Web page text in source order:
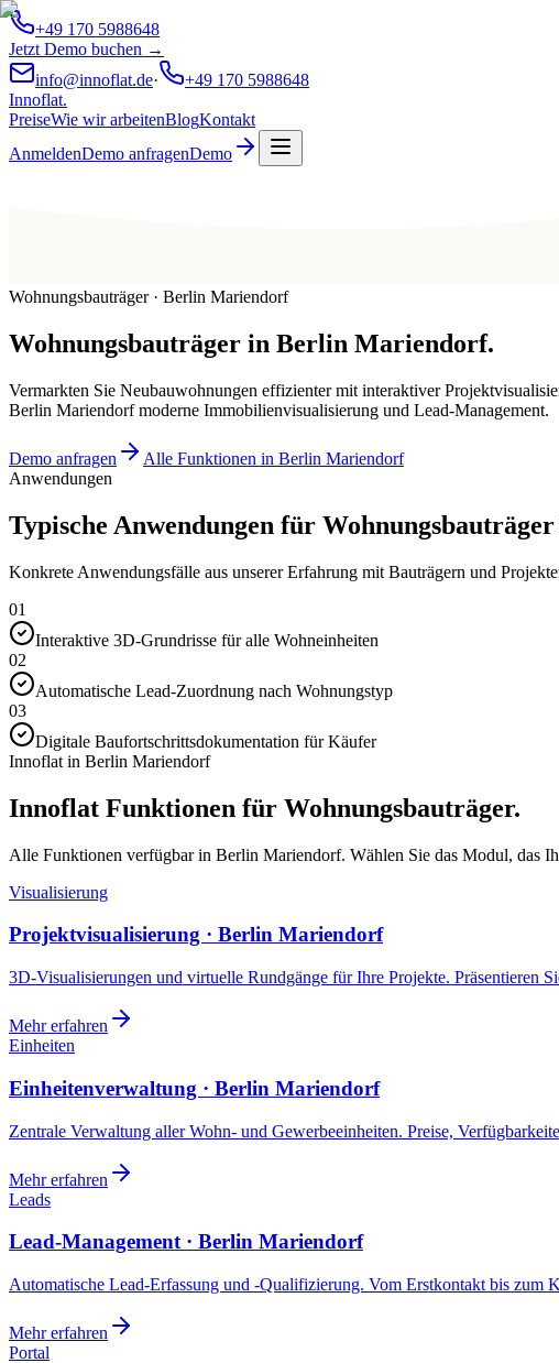
+49 170 5988648
Jetzt Demo buchen →
info@innoflat.de·
+49 170 5988648
Innoflat.
PreiseWie wir arbeitenBlogKontakt
AnmeldenDemo anfragenDemo
Wohnungsbauträger · Berlin Mariendorf
Wohnungsbauträger in Berlin Mariendorf.
Vermarkten Sie Neubauwohnungen effizienter mit interaktiver
Berlin Mariendorf moderne Immobilienvisualisierung und Lead-Management.
Demo anfragen
Alle Funktionen in Berlin Mariendorf
Anwendungen
Typische Anwendungen für
Konkrete Anwendungsfälle aus unserer Erfahrung mit Bauträgern und
01
Interaktive 3D-Grundrisse für alle Wohneinheiten
02
Automatische Lead-Zuordnung nach Wohnungstyp
03
Digitale Baufortschrittsdokumentation für Käufer
Innoflat in Berlin Mariendorf
Innoflat Funktionen für Wohnungsbauträger.
Alle Funktionen verfügbar in Berlin Mariendorf. Wählen Sie das Modul, das
Visualisierung
Projektvisualisierung · Berlin Mariendorf
3D-Visualisierungen und virtuelle Rundgänge für Ihre Projekte. Präsentieren
Mehr erfahren
Einheiten
Einheitenverwaltung · Berlin Mariendorf
Zentrale Verwaltung aller Wohn- und Gewerbeeinheiten. Preise,
Mehr erfahren
Leads
Lead-Management · Berlin Mariendorf
Automatische Lead-Erfassung und -Qualifizierung. Vom Erstkontakt bis zum
Mehr erfahren
Portal